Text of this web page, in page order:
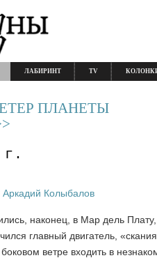
ЛАБИРИНТ TV
ПЛАНЕТЫ
г.
Аркадий Колыбалов
наконец, в Мар дель
главный двигатель,
ветре входить в